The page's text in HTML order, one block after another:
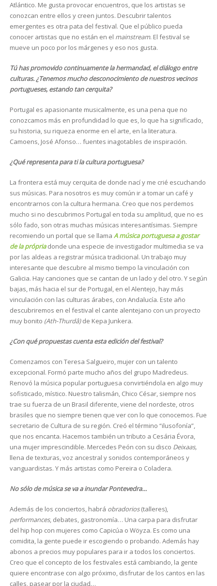
Atlántico. Me gusta provocar encuentros, que los artistas se
conozcan entre ellos y creen juntos. Descubrir talentos
emergentes es otra pata del festival. Que el público pueda
conocer artistas que no están en el mainstream. El festival se
mueve un poco por los márgenes y eso nos gusta.
Tú has promovido continuamente la hermandad, el diálogo entre
culturas. ¿Tenemos mucho desconocimiento de nuestros vecinos
portugueses, estando tan cerquita?
Portugal es apasionante musicalmente, es una pena que no
conozcamos más en profundidad lo que es, lo que ha significado,
su historia, su riqueza enorme en el arte, en la literatura.
Camoens, José Afonso… fuentes inagotables de inspiración.
¿Qué representa para ti la cultura portuguesa?
La frontera está muy cerquita de donde nací y me crié escuchando
sus músicas. Para nosotros es muy común ir a tomar un café y
encontrarnos con la cultura hermana. Creo que nos perdemos
mucho si no descubrimos Portugal en toda su amplitud, que no es
sólo fado, son otras muchas músicas interesantísimas. Siempre
recomiendo un portal que se llama A música portuguesa a gostar
de la própriadonde una especie de investigador multimedia se va
por las aldeas a registrar música tradicional. Un trabajo muy
interesante que descubre al mismo tiempo la vinculación con
Galicia. Hay canciones que se cantan de un lado y del otro. Y según
bajas, más hacia el sur de Portugal, en el Alentejo, hay más
vinculación con las culturas árabes, con Andalucía. Este año
descubriremos en el festival el cante alentejano con un proyecto
muy bonito (Ath-Thurdâ)de Kepa Junkera.
¿Con qué propuestas cuenta esta edición del festival?
Comenzamos con Teresa Salgueiro, mujer con un talento
excepcional. Formó parte mucho años del grupo Madredeus.
Renovó la música popular portuguesa convirtiéndola en algo muy
sofisticado, místico. Nuestro talismán, Chico César, siempre nos
trae su fuerza de un Brasil diferente, viene del nordeste, otros
brasiles que no siempre tienen que ver con lo que conocemos. Fue
secretario de Cultura de su región. Creó el término “ilusofonía”,
que nos encanta. Hacemos también un tributo a Cesária Évora,
una mujer imprescindible. Mercedes Peón con su disco Deixaas,
llena de texturas, voz ancestral y sonidos contemporáneos y
vanguardistas. Y más artistas como Pereira o Coladera.
No sólo de música se va a inundar Pontevedra…
Además de los conciertos, habrá obradorios(talleres),
performances, debates, gastronomía… Una carpa para disfrutar
del hip hop con mujeres como Capicúa o Wöyza. Es como una
comidita, la gente puede ir escogiendo o probando. Además hay
abonos a precios muy populares para ir a todos los conciertos.
Creo que el concepto de los festivales está cambiando, la gente
quiere encontrase con algo próximo, disfrutar de los cantos en las
calles, pasear por la ciudad…